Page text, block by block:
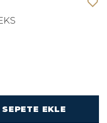
SEPETE EKLE